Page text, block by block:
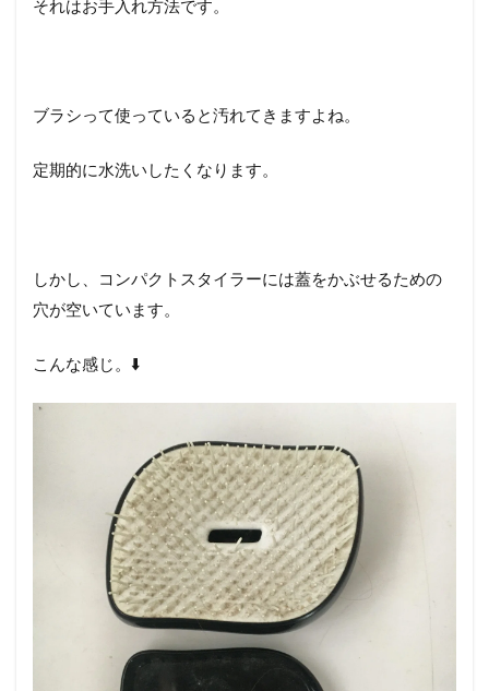
それはお手入れ方法です。
ブラシって使っていると汚れてきますよね。
定期的に水洗いしたくなります。
しかし、コンパクトスタイラーには蓋をかぶせるための
穴が空いています。
こんな感じ。⬇️